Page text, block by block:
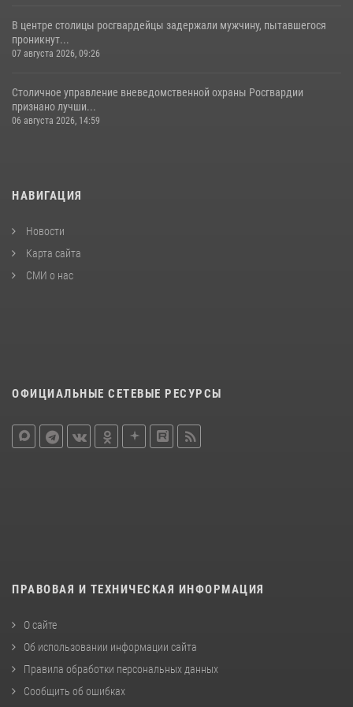
В центре столицы росгвардейцы задержали мужчину, пытавшегося
проникнут...
07 августа 2026, 09:26
Столичное управление вневедомственной охраны Росгвардии
признано лучши...
06 августа 2026, 14:59
НАВИГАЦИЯ
Новости
Карта сайта
СМИ о нас
ОФИЦИАЛЬНЫЕ СЕТЕВЫЕ РЕСУРСЫ
ПРАВОВАЯ И ТЕХНИЧЕСКАЯ ИНФОРМАЦИЯ
О сайте
Об использовании информации сайта
Правила обработки персональных данных
Сообщить об ошибках